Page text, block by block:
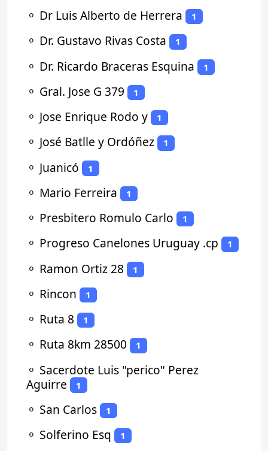
⚬ Dr Luis Alberto de Herrera 1
⚬ Dr. Gustavo Rivas Costa 1
⚬ Dr. Ricardo Braceras Esquina 1
⚬ Gral. Jose G 379 1
⚬ Jose Enrique Rodo y 1
⚬ José Batlle y Ordóñez 1
⚬ Juanicó 1
⚬ Mario Ferreira 1
⚬ Presbitero Romulo Carlo 1
⚬ Progreso Canelones Uruguay .cp 1
⚬ Ramon Ortiz 28 1
⚬ Rincon 1
⚬ Ruta 8 1
⚬ Ruta 8km 28500 1
⚬ Sacerdote Luis "perico" Perez
Aguirre
1
⚬ San Carlos 1
⚬ Solferino Esq 1